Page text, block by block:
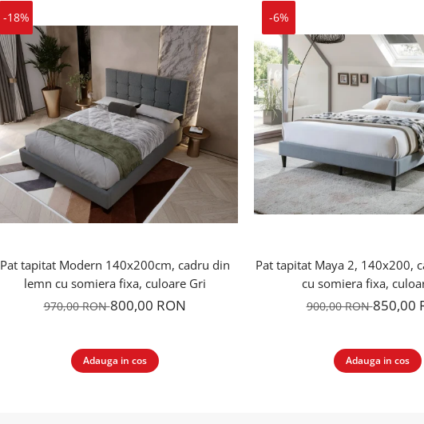
-18%
Pat tapitat Modern 140x200cm, cadru din
lemn cu somiera fixa, culoare Gri
970,00 RON800,00 RON
Adauga in cos
-6%
Pat tapitat Maya 2, 140x200,
cu somiera fixa,
900,00 RON850,00
Adauga in cos